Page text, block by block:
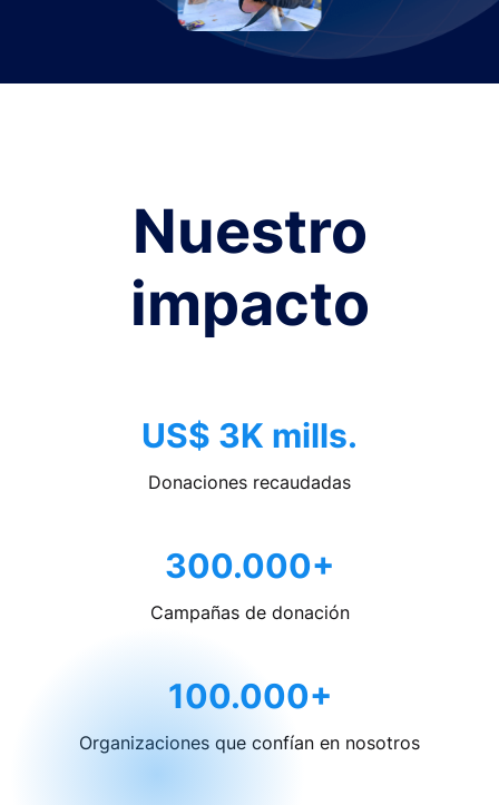
Nuestro
impacto
US$ 3K mills.
Donaciones recaudadas
300.000+
Campañas de donación
100.000+
Organizaciones que confían en nosotros